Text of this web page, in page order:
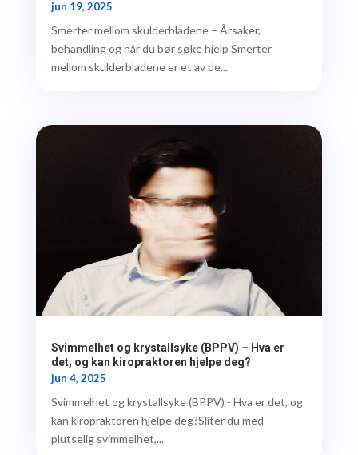
jun 19, 2025
Smerter mellom skulderbladene – Årsaker,
behandling og når du bør søke hjelp Smerter
mellom skulderbladene er et av de...
Svimmelhet og krystallsyke (BPPV) – Hva er
det, og kan kiropraktoren hjelpe deg?
jun 4, 2025
Svimmelhet og krystallsyke (BPPV) - Hva er det, og
kan kiropraktoren hjelpe deg?Sliter du med
plutselig svimmelhet,...